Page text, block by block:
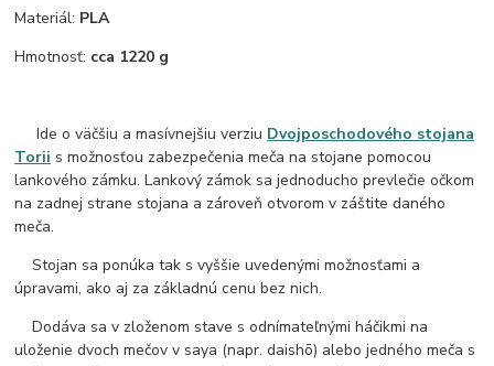
Materiál: PLA
Hmotnosť: cca 1220 g
Ide o väčšiu a masívnejšiu verziu Dvojposchodového stojana
Torii s možnosťou zabezpečenia meča na stojane pomocou
lankového zámku. Lankový zámok sa jednoducho prevlečie očkom
na zadnej strane stojana a zároveň otvorom v záštite daného
meča.
Stojan sa ponúka tak s vyššie uvedenými možnosťami a
úpravami, ako aj za základnú cenu bez nich.
Dodáva sa v zloženom stave s odnímateľnými háčikmi na
uloženie dvoch mečov v saya (napr. daishō) alebo jedného meča s